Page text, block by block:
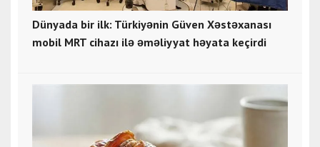
Dünyada bir ilk: Türkiyənin Güven Xəstəxanası
mobil MRT cihazı ilə əməliyyat həyata keçirdi